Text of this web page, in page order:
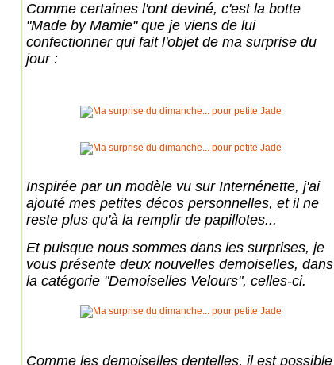
Comme certaines l'ont deviné, c'est la botte
"Made by Mamie" que je viens de lui
confectionner qui fait l'objet de ma surprise du
jour :
Inspirée par un modèle vu sur Internénette, j'ai
ajouté mes petites décos personnelles, et il ne
reste plus qu'à la remplir de papillotes...
Et puisque nous sommes dans les surprises, je
vous présente deux nouvelles demoiselles, dans
la catégorie "Demoiselles Velours", celles-ci.
Comme les demoiselles dentelles, il est possible